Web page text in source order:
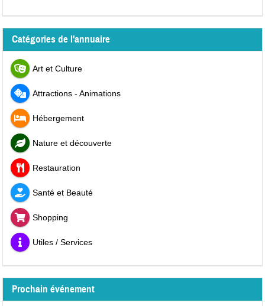
Catégories de l'annuaire
Art et Culture
Attractions - Animations
Hébergement
Nature et découverte
Restauration
Santé et Beauté
Shopping
Utiles / Services
Prochain événement